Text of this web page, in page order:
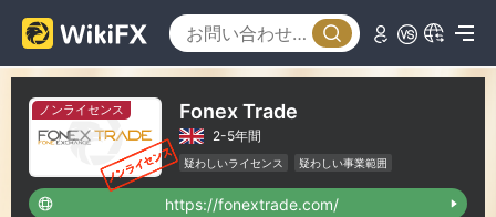
ノンライセンス Fonex Trade
2-5年間
疑わしいライセンス
疑わしい事業範囲
ハイリスクレベル
https://fonextrade.com/
3
4
5
0
1
2